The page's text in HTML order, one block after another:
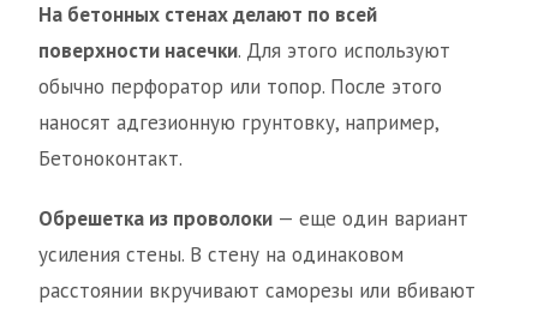
На бетонных стенах делают по всей
поверхности насечки. Для этого используют
обычно перфоратор или топор. После этого
наносят адгезионную грунтовку, например,
Бетоноконтакт.
Обрешетка из проволоки — еще один вариант
усиления стены. В стену на одинаковом
расстоянии вкручивают саморезы или вбивают